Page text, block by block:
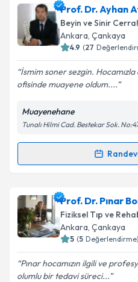
Prof. Dr. Semih Keskil
oluşturun. Size bu
takvim hazırlandığında
Kişisel verilerimin
Metni'ni okudum ve
kapsamda
Prof. Dr. Ayhan
Beyin ve Sinir
Ankara, Çankaya
4.9 (27
İsmim soner sezgin.
ofisinde muayene oldum....
Muayenehane
Tunalı Hilmi Cad. Bestekar Sok.
Randevu Takvimi
Prof. Dr. Ayhan Attar
oluşturun. Size bu
takvim hazırlandığında
Prof. Dr. Pınar
Fiziksel Tıp ve
Ankara, Çankaya
5 (5 Değerlendirme)
Pınar hocamızın ilgili ve
olumlu bir tedavi süreci...